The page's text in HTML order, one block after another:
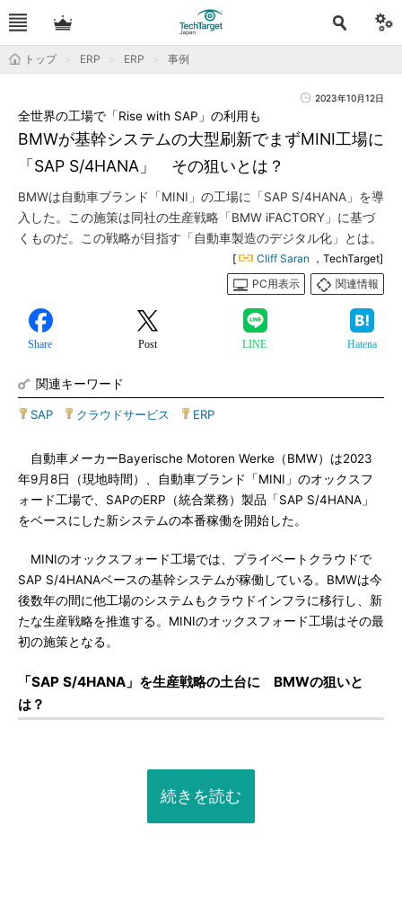
トップ ERP ERP 事例
2023年10月12日
BMWが基幹システムの大型刷新でまずMINI工場に
「SAP S/4HANA」 その狙いとは？
全世界の工場で「Rise with SAP」の利用も
BMWは自動車ブランド「MINI」の工場に「SAP S/4HANA」を導
入した。この施策は同社の生産戦略「BMW iFACTORY」に基づ
くものだ。この戦略が目指す「自動車製造のデジタル化」とは。
[ Cliff Saran ，TechTarget]
PC用表示
関連情報
Share Post LINE Hatena
関連キーワード
SAP クラウドサービス ERP
自動車メーカーBayerische Motoren Werke（BMW）は2023
年9月8日（現地時間）、自動車ブランド「MINI」のオックスフ
ォード工場で、SAPのERP（統合業務）製品「SAP S/4HANA」
をベースにした新システムの本番稼働を開始した。
MINIのオックスフォード工場では、プライベートクラウドで
SAP S/4HANAベースの基幹システムが稼働している。BMWは今
後数年の間に他工場のシステムもクラウドインフラに移行し、新
たな生産戦略を推進する。MINIのオックスフォード工場はその最
初の施策となる。
「SAP S/4HANA」を生産戦略の土台に BMWの狙いと
は？
続きを読む